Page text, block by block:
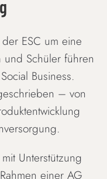
ESC um eine
und Schüler führen
Business.
– von
Unterstützung
einer AG